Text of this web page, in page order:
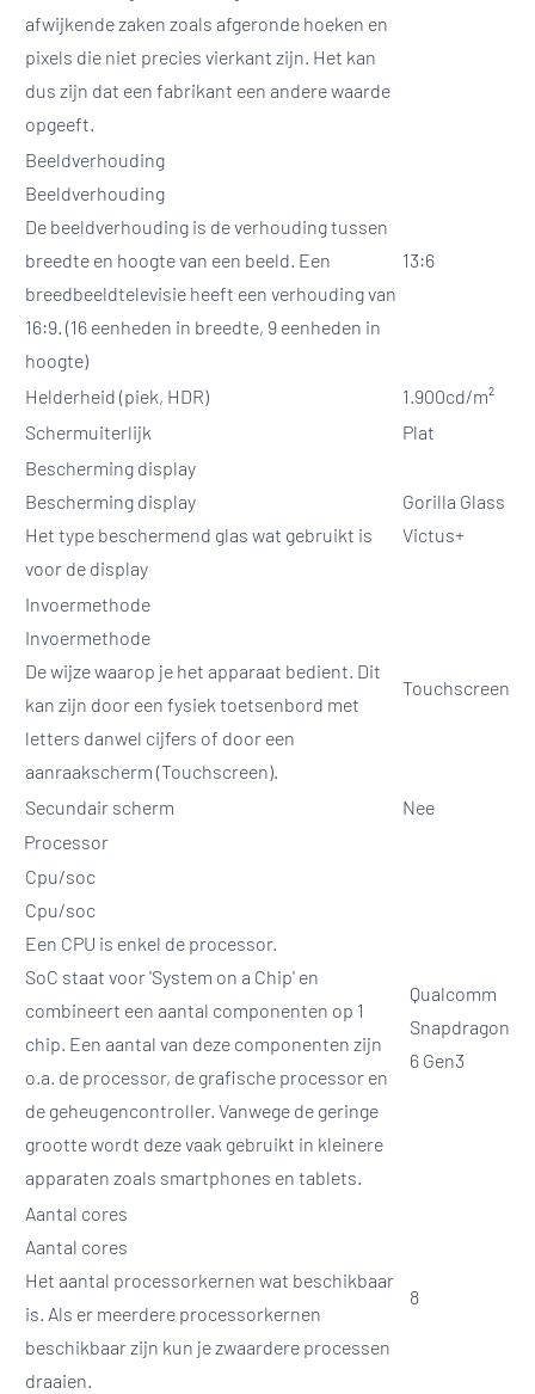
afwijkende zaken zoals afgeronde hoeken en
pixels die niet precies vierkant zijn. Het kan
dus zijn dat een fabrikant een andere waarde
opgeeft.
Beeldverhouding
Beeldverhouding
De beeldverhouding is de verhouding tussen
breedte en hoogte van een beeld. Een
breedbeeldtelevisie heeft een verhouding van
16:9. (16 eenheden in breedte, 9 eenheden in
hoogte)
13:6
Helderheid (piek, HDR)
1.900cd/m²
Schermuiterlijk
Plat
Bescherming display
Bescherming display
Het type beschermend glas wat gebruikt is
voor de display
Gorilla Glass
Victus+
Invoermethode
Invoermethode
De wijze waarop je het apparaat bedient. Dit
kan zijn door een fysiek toetsenbord met
letters danwel cijfers of door een
aanraakscherm (Touchscreen).
Touchscreen
Secundair scherm
Nee
Processor
Cpu/soc
Cpu/soc
Een CPU is enkel de processor.
SoC staat voor 'System on a Chip' en
combineert een aantal componenten op 1
chip. Een aantal van deze componenten zijn
o.a. de processor, de grafische processor en
de geheugencontroller. Vanwege de geringe
grootte wordt deze vaak gebruikt in kleinere
apparaten zoals smartphones en tablets.
Qualcomm
Snapdragon
6 Gen3
Aantal cores
Aantal cores
Het aantal processorkernen wat beschikbaar
is. Als er meerdere processorkernen
beschikbaar zijn kun je zwaardere processen
draaien.
8